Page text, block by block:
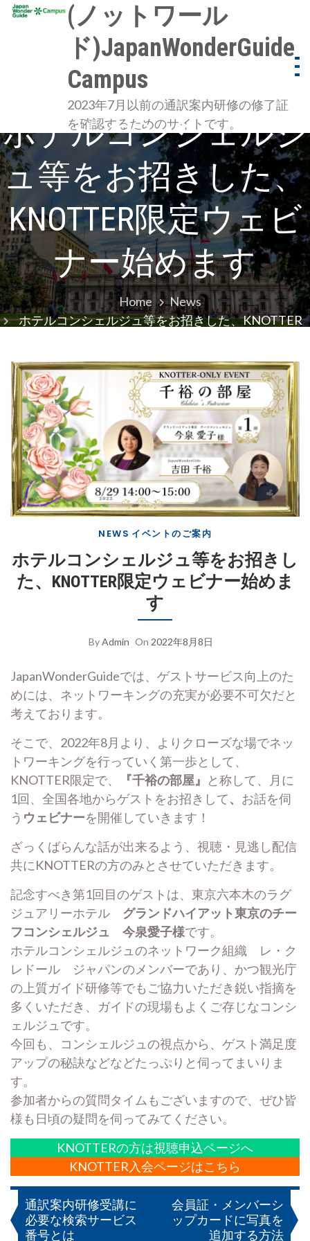
Skip
(ノットワール
ド)JapanWonderGuide
Campus
2023年7月以前の通訳案内研修の修了証
を確認するためのサイトです。
ホテルコンシェルジ
ュ等をお招きした、
KNOTTER限定ウェビ
ナー始めます
Home
News
ホテルコンシェルジュ等をお招きした、KNOTTER
NEWS イベントのご案内
ホテルコンシェルジュ等をお招きし
た、KNOTTER限定ウェビナー始めま
す
ByAdmin On 2022年8月8日
JapanWonderGuideでは、ゲストサービス向上のた
めには、ネットワーキングの充実が必要不可欠だと
考えております。
そこで、2022年8月より、よりクローズな場でネッ
トワーキングを行っていく第一歩として、
KNOTTER限定で、
『千裕の部屋』 と称して、月に
1回、全国各地からゲストをお招きして、 お話を伺
う ウェビナーを開催していきます！
ざっくばらんな話が出来るよう、視聴・見逃し配信
共にKNOTTERの方のみとさせていただきます。
記念すべき第1回目のゲストは、東京六本木のラグ
ジュアリーホテル グランドハイアット東京のチー
フコンシェルジュ 今泉愛子様です。
ホテルコンシェルジュのネットワーク組織 レ・ク
レドール ジャパンのメンバーであり、かつ観光庁
の上質ガイド研修等でもご協力いただき鋭い指摘を
多くいただき、ガイドの現場もよくご存じなコンシ
ェルジュです。
今回も、コンシェルジュの視点から、ゲスト満足度
アップの秘訣などなどたっぷりと伺ってまいりま
す。
参加者からの質問タイムもございますので、ぜひ皆
様も日頃の疑問を伺ってみてください。
KNOTTERの方は視聴申込ページへ
KNOTTER入会ページはこちら
投
稿
通訳案内研修受講に
必要な検索サービス
番号とは
会員証・メンバーシ
ップカードに写真を
追加する方法